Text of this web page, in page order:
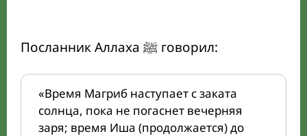
Посланник Аллаха ﷺ говорил:
«Время Магриб наступает с заката
солнца, пока не погаснет вечерняя
заря; время Иша (продолжается) до